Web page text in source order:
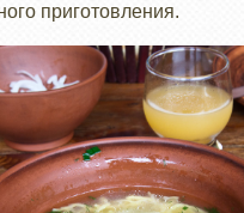
приготовления.